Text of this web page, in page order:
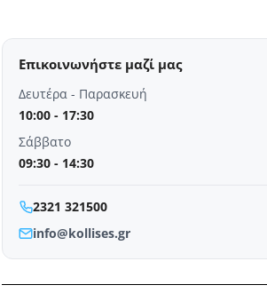
Επικοινωνήστε μαζί μας
Δευτέρα - Παρασκευή
10:00 - 17:30
Σάββατο
09:30 - 14:30
2321 321500
info@kollises.gr